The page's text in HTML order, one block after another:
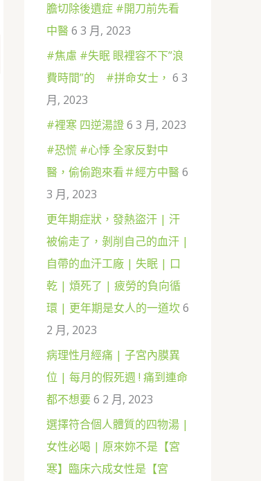
膽切除後遺症 #開刀前先看
中醫6 3 月, 2023
#焦慮 #失眠 眼裡容不下”浪
費時間”的 #拼命女士， 6 3
月, 2023
#裡寒 四逆湯證6 3 月, 2023
#恐慌 #心悸 全家反對中
醫，偷偷跑來看＃經方中醫6
3 月, 2023
更年期症狀，發熱盜汗 | 汗
被偷走了，剝削自己的血汗 |
自帶的血汗工廠 | 失眠 | 口
乾 | 煩死了 | 疲勞的負向循
環 | 更年期是女人的一道坎6
2 月, 2023
病理性月經痛 | 子宮內膜異
位 | 每月的假死週 ! 痛到連命
都不想要6 2 月, 2023
選擇符合個人體質的四物湯 |
女性必喝 | 原來妳不是【宮
寒】臨床六成女性是【宮